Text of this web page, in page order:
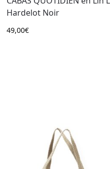
Hardelot Noir
49,00€